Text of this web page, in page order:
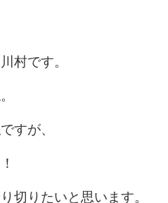
村です。
すが、
切りたいと思います。